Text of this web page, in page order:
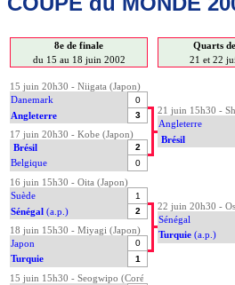
8e de finale
du 15 au 18 juin 2002
Quarts
21 et 22
15 juin 20h30 - Niigata (Japon)
21 juin 15h30 -
Danemark 0
Angleterre 3
Angleterre
17 juin 20h30 - Kobe (Japon) Brésil
Brésil 2
22 juin 20h30 -
Belgique 0
16 juin 15h30 - Oita (Japon)
Suède 1
Sénégal (a.p.) 2
Sénégal
18 juin 15h30 - Miyagi (Japon) Turquie (a.p.)
Japon 0
Turquie 1
15 juin 15h30 - Seogwipo (Corée)